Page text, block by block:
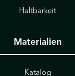
Haltbarkeit
Materialien
Katalog